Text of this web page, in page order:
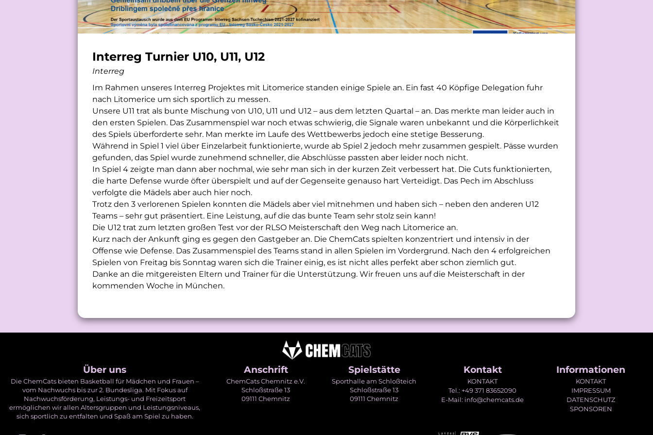
Interreg Turnier U10, U11, U12
Interreg
Im Rahmen unseres Interreg Projektes mit Litomerice standen einige Spiele an. Ein fast 40 Köpfige Delegation fuhr
nach Litomerice um sich sportlich zu messen.
Unsere U11 trat als bunte Mischung von U10, U11 und U12 – aus dem letzten Quartal – an. Das merkte man leider auch in
den ersten Spielen. Das Zusammenspiel war noch etwas schwierig, die Signale waren unbekannt und die Körperlichkeit
des Spiels überforderte sehr. Man merkte im Laufe des Wettbewerbs jedoch eine stetige Besserung.
Während in Spiel 1 viel über Einzelarbeit funktionierte, wurde ab Spiel 2 jedoch mehr zusammen gespielt. Pässe wurden
gefunden, das Spiel wurde zunehmend schneller, die Abschlüsse passten aber leider noch nicht.
In Spiel 4 zeigte man dann aber nochmal, wie sehr man sich in der kurzen Zeit verbessert hat. Die Cuts funktionierten,
die harte Defense wurde öfter überspielt und auf der Gegenseite genauso hart Verteidigt. Das Pech im Abschluss
verfolgte die Mädels aber auch hier noch.
Trotz den 3 verlorenen Spielen konnten die Mädels aber viel mitnehmen und haben sich – neben den anderen U12
Teams – sehr gut präsentiert. Eine Leistung, auf die das bunte Team sehr stolz sein kann!
Die U12 trat zum letzten großen Test vor der RLSO Meisterschaft den Weg nach Litomerice an.
Kurz nach der Ankunft ging es gegen den Gastgeber an. Die ChemCats spielten konzentriert und intensiv in der
Offense wie Defense. Das Zusammenspiel des Teams stand in allen Spielen im Vordergrund. Nach den 4 erfolgreichen
Spielen von Freitag bis Sonntag waren sich die Trainer einig, es ist nicht alles perfekt aber schon ziemlich gut.
Danke an die mitgereisten Eltern und Trainer für die Unterstützung. Wir freuen uns auf die Meisterschaft in der
kommenden Woche in München.
Über uns
Die ChemCats bieten Basketball für Mädchen und Frauen –
vom Nachwuchs bis zur 2. Bundesliga. Mit Fokus auf
Nachwuchsförderung, Leistungs- und Freizeitsport
ermöglichen wir allen Altersgruppen und Leistungsniveaus,
sich sportlich zu entfalten und Spaß am Spiel zu haben.
Anschrift
ChemCats Chemnitz e.V.
Schloßstraße 13
09111 Chemnitz
Spielstätte
Sporthalle am Schloßteich
Schloßstraße 13
09111 Chemnitz
Kontakt
KONTAKT
Tel.: +49 371 83652090
E-Mail: info@chemcats.de
Informationen
KONTAKT
IMPRESSUM
DATENSCHUTZ
SPONSOREN